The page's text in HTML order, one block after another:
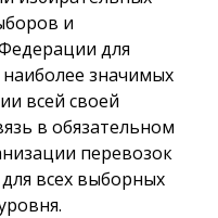
и
для
наиболее значимых
всей своей
в обязательном
перевозок
всех выборных